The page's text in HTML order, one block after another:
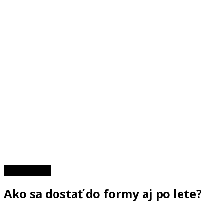
Ako sa dostať do formy aj po lete?